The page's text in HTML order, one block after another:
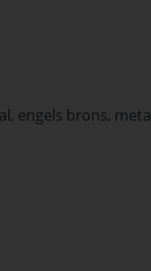
engels brons,